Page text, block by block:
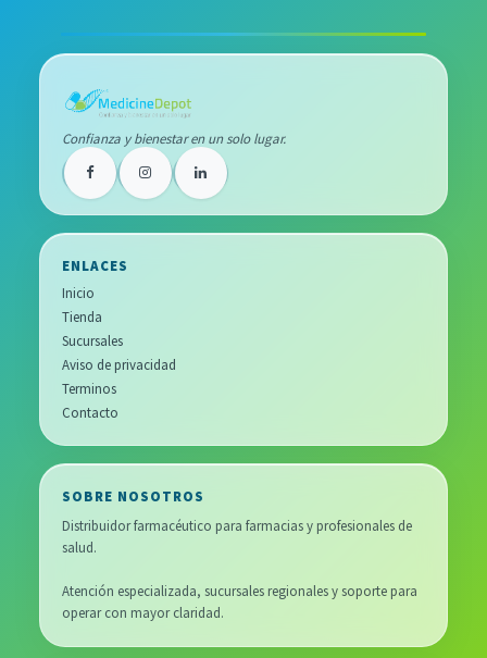
Confianza y bienestar en un solo lugar.
ENLACES
Inicio
Tienda
Sucursales
Aviso de privacidad
Terminos
Contacto
SOBRE NOSOTROS
Distribuidor farmacéutico para farmacias y profesionales de
salud.
Atención especializada, sucursales regionales y soporte para
operar con mayor claridad.